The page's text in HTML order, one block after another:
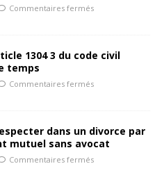
Commentaires fermés
1304 3 du code civil
temps
Commentaires fermés
dans un divorce par
mutuel sans avocat
Commentaires fermés